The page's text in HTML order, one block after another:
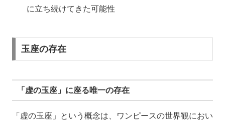
に立ち続けてきた可能性
玉座の存在
「虚の玉座」に座る唯一の存在
「虚の玉座」という概念は、ワンピースの世界観におい